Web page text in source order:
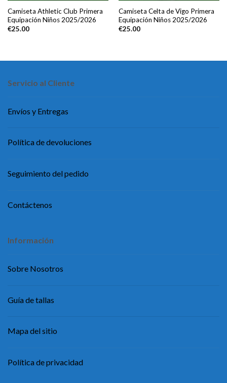
Camiseta Athletic Club Primera
Equipación Niños 2025/2026
€25.00
Camiseta Celta de Vigo Primera
Equipación Niños 2025/2026
€25.00
Servicio al Cliente
Envíos y Entregas
Política de devoluciones
Seguimiento del pedido
Contáctenos
Información
Sobre Nosotros
Guía de tallas
Mapa del sitio
Política de privacidad